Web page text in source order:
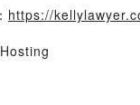
https://